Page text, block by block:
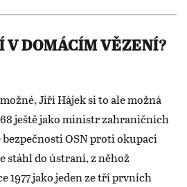
V DOMÁCÍM VĚZENÍ?
Jiří Hájek si to ale možná
ještě jako ministr zahraničních
OSN proti okupaci
stáhl do ústraní, z něhož
1977 jako jeden ze tří prvních